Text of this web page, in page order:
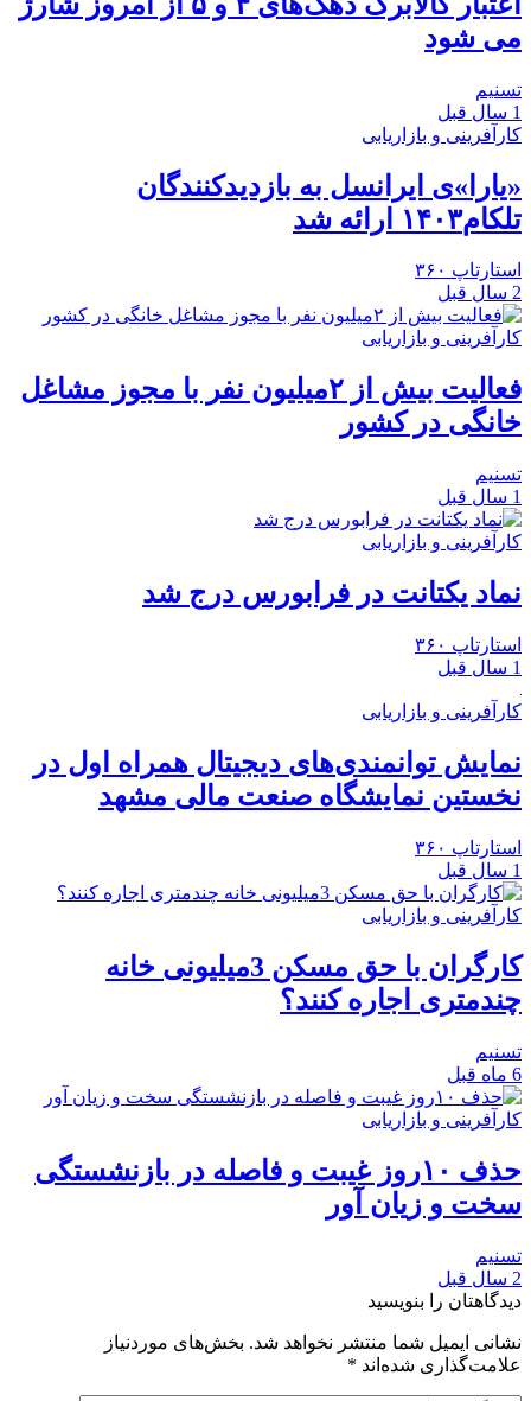
می شود
تسنیم
1 سال قبل
کارآفرینی و بازاریابی
«یارا»ی ایرانسل به بازدیدکنندگان
تلکام۱۴۰۳ ارائه شد
استارتاپ ۳۶۰
2 سال قبل
کارآفرینی و بازاریابی
فعالیت بیش از ۲میلیون نفر با مجوز مشاغل
خانگی در کشور
تسنیم
1 سال قبل
کارآفرینی و بازاریابی
نماد یکتانت در فرابورس درج شد
استارتاپ ۳۶۰
1 سال قبل
کارآفرینی و بازاریابی
نمایش توانمندی‌های دیجیتال همراه اول در
نخستین نمایشگاه صنعت مالی مشهد
استارتاپ ۳۶۰
1 سال قبل
کارآفرینی و بازاریابی
کارگران با حق مسکن 3میلیونی خانه
چندمتری اجاره کنند؟
تسنیم
6 ماه قبل
کارآفرینی و بازاریابی
حذف ۱۰روز غیبت و فاصله در بازنشستگی
سخت و زیان‌ آور
تسنیم
2 سال قبل
دیدگاهتان را بنویسید
نشانی ایمیل شما منتشر نخواهد شد. بخش‌های موردنیاز
علامت‌گذاری شده‌اند *